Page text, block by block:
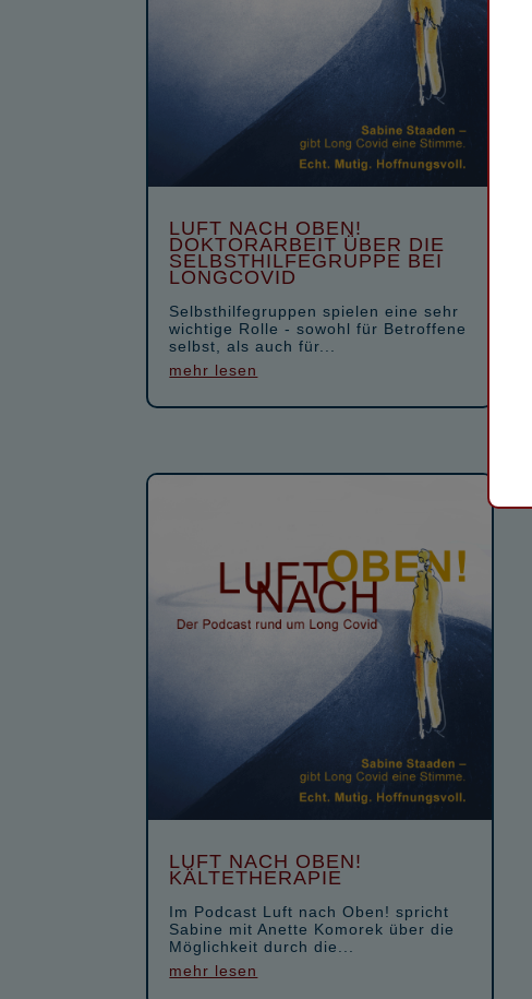
LUFT NACH OBEN!
DOKTORARBEIT ÜBER DIE
SELBSTHILFEGRUPPE BEI
LONGCOVID
Selbsthilfegruppen spielen eine sehr
wichtige Rolle - sowohl für Betroffene
selbst, als auch für...
mehr lesen
LUFT NACH OBEN!
KÄLTETHERAPIE
Im Podcast Luft nach Oben! spricht
Sabine mit Anette Komorek über die
Möglichkeit durch die...
mehr lesen